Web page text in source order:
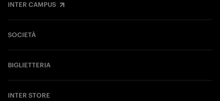
INTER CAMPUS
SOCIETÀ
BIGLIETTERIA
INTER STORE